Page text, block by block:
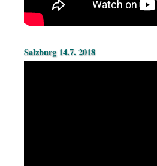
Salzburg 14.7. 2018